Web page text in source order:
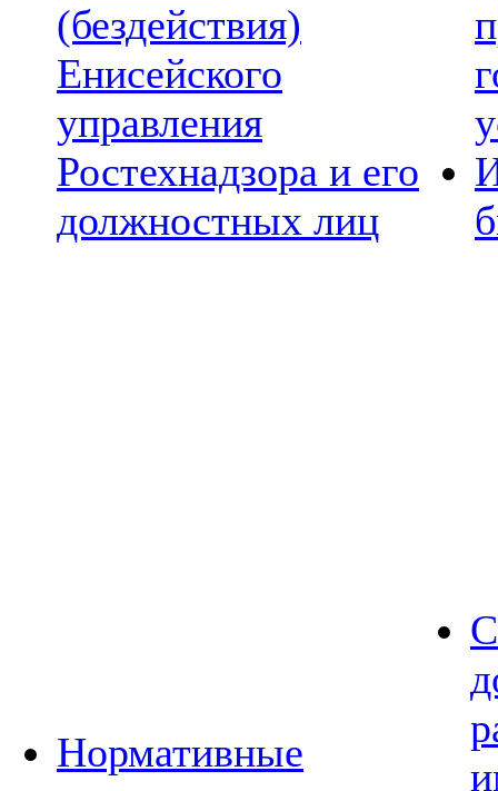
(бездействия)
Енисейского
управления
Ростехнадзора и его
должностных лиц
Нормативные